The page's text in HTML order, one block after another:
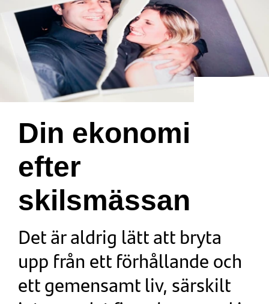
Din ekonomi
efter
skilsmässan
Det är aldrig lätt att bryta
upp från ett förhållande och
ett gemensamt liv, särskilt